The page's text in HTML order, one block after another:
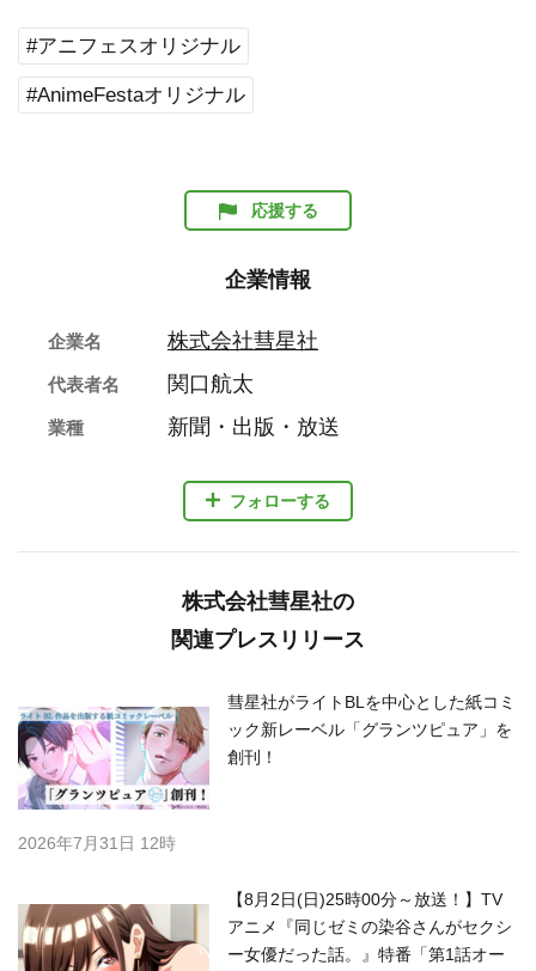
#アニフェスオリジナル
#AnimeFestaオリジナル
応援する
企業情報
フォローする
企業名 株式会社彗星社
代表者名 関口航太
業種 新聞・出版・放送
株式会社彗星社の
関連プレスリリース
彗星社がライトBLを中心とした紙コミ
ック新レーベル「グランツピュア」を
創刊！
2026年7月31日 12時
【8月2日(日)25時00分～放送！】TV
アニメ『同じゼミの染谷さんがセクシ
ー女優だった話。』特番「第1話オー